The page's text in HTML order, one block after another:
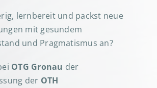
lernbereit und packst neue
mit gesundem
und Pragmatismus an?
OTG Gronau der
der OTH